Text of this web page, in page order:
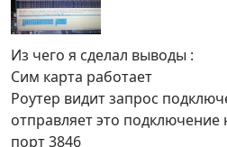
Из чего я сделал выводы :
Сим карта работает
Роутер видит запрос
отправляет это
порт 3846